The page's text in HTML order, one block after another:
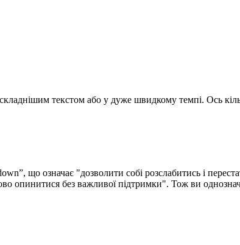
текстом або у дуже швидкому темпі. Ось
що означає "дозволити собі розслабитись і
опинитися без важливої підтримки". Тож ви